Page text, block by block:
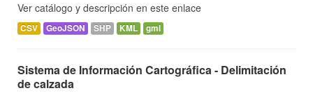
Ver catálogo y descripción en este enlace
CSV GeoJSON SHP KML gml
Sistema de Información Cartográfica - Delimitación
de calzada